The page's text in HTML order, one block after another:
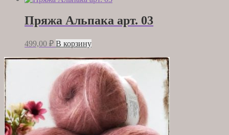
Пряжа Альпака арт. 03
499,00 ₽ В корзину